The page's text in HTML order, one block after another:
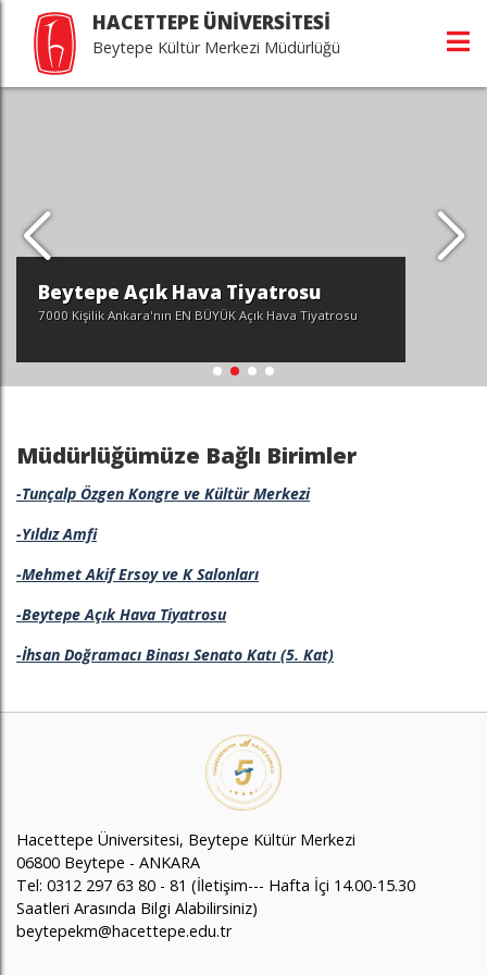
HACETTEPE ÜNİVERSİTESİ
Beytepe Kültür Merkezi Müdürlüğü
Beytepe Açık Hava Tiyatrosu
7000 Kişilik Ankara'nın EN BÜYÜK Açık Hava Tiyatrosu
Müdürlüğümüze Bağlı Birimler
-Tunçalp Özgen Kongre ve Kültür Merkezi
-Yıldız Amfi
-Mehmet Akif Ersoy ve K Salonları
-Beytepe Açık Hava Tiyatrosu
-İhsan Doğramacı Binası Senato Katı (5. Kat)
Hacettepe Üniversitesi, Beytepe Kültür Merkezi
06800 Beytepe - ANKARA
Tel: 0312 297 63 80 - 81 (İletişim--- Hafta İçi 14.00-15.30
Saatleri Arasında Bilgi Alabilirsiniz)
beytepekm@hacettepe.edu.tr